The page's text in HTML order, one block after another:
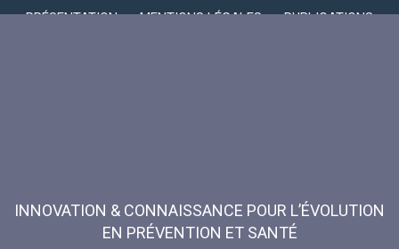
PRÉSENTATION MENTIONS LÉGALES PUBLICATIONS
INNOVATION & CONNAISSANCE POUR L’ÉVOLUTION
EN PRÉVENTION ET SANTÉ